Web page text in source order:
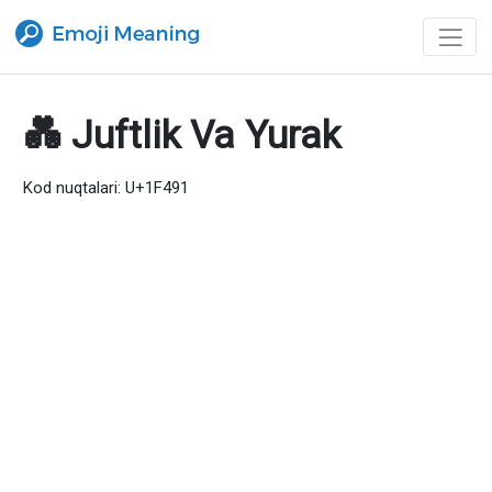
💑 Juftlik Va Yurak
Kod nuqtalari: U+1F491